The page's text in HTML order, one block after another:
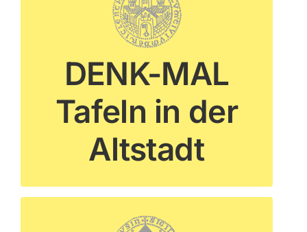
DENK-MAL
Tafeln in der
Altstadt
WEITERE INFORMATIONEN